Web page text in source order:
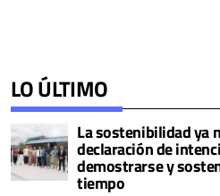
LO ÚLTIMO
La sostenibilidad ya
declaración de
demostrarse y
tiempo